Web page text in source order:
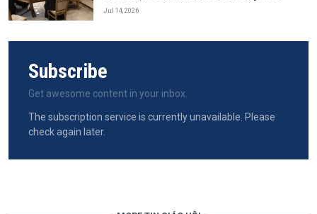
Jul 14, 2026
Subscribe
Get awesome content in your inbox.
The subscription service is currently unavailable. Please
check again later.